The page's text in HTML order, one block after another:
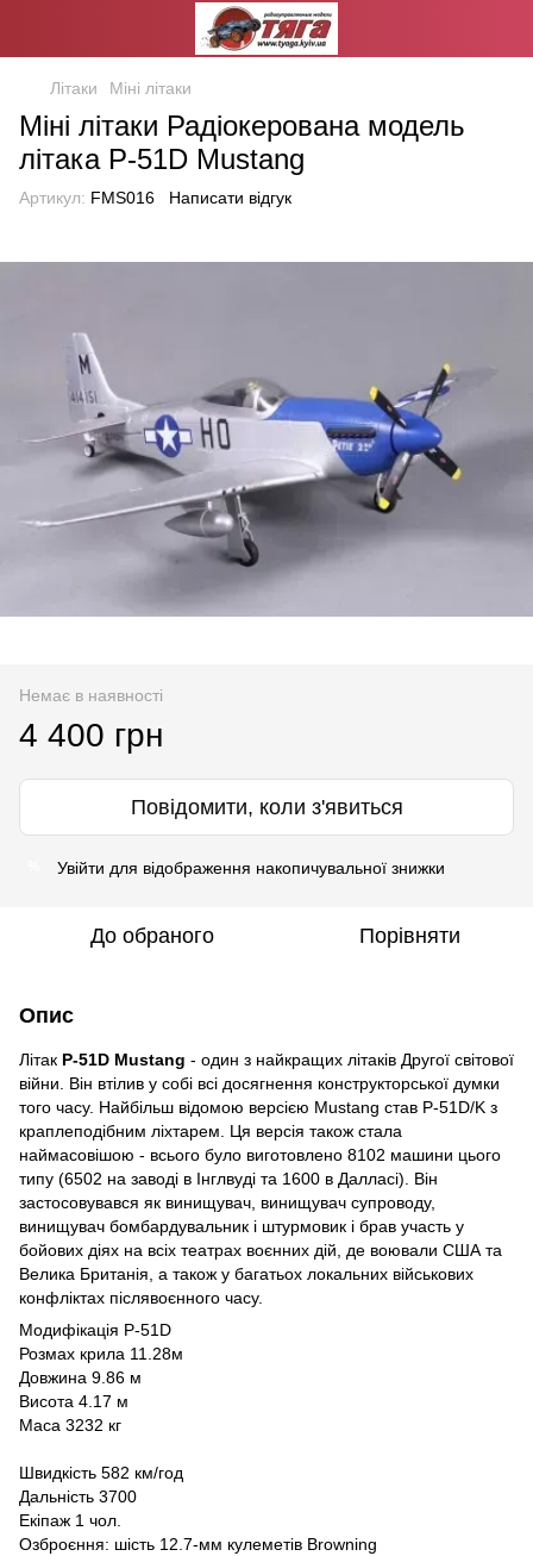
Літаки Міні літаки
Міні літаки Радіокерована модель
літака P-51D Mustang
Артикул: FMS016 Написати відгук
Немає в наявності
4 400 грн
Повідомити, коли з'явиться
Увійти для відображення накопичувальної знижки
До обраного Порівняти
Опис
Літак P-51D Mustang - один з найкращих літаків Другої світової
війни. Він втілив у собі всі досягнення конструкторської думки
того часу. Найбільш відомою версією Mustang став P-51D/K з
краплеподібним ліхтарем. Ця версія також стала
наймасовішою - всього було виготовлено 8102 машини цього
типу (6502 на заводі в Інглвуді та 1600 в Далласі). Він
застосовувався як винищувач, винищувач супроводу,
винищувач бомбардувальник і штурмовик і брав участь у
бойових діях на всіх театрах воєнних дій, де воювали США та
Велика Британія, а також у багатьох локальних військових
конфліктах післявоєнного часу.
Модифікація P-51D
Розмах крила 11.28м
Довжина 9.86 м
Висота 4.17 м
Маса 3232 кг
Швидкість 582 км/год
Дальність 3700
Екіпаж 1 чол.
Озброєння: шість 12.7-мм кулеметів Browning